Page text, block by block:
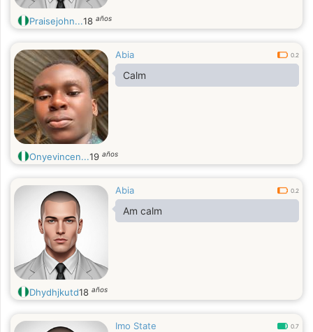
Praisejohn...18 años
Abia 0.2
Calm
Onyevincen...19 años
Abia 0.2
Am calm
Dhydhjkutd18 años
Imo State 0.7